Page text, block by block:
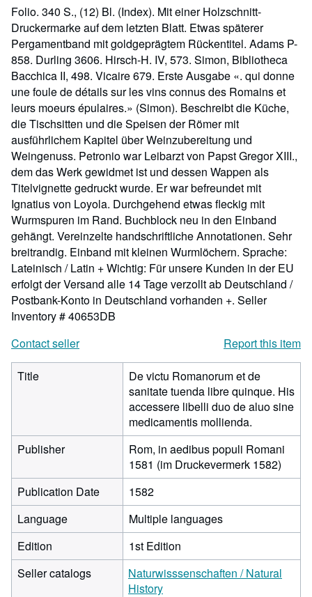
Folio. 340 S., (12) Bl. (Index). Mit einer Holzschnitt-
Druckermarke auf dem letzten Blatt. Etwas späterer
Pergamentband mit goldgeprägtem Rückentitel. Adams P-
858. Durling 3606. Hirsch-H. IV, 573. Simon, Bibliotheca
Bacchica II, 498. Vicaire 679. Erste Ausgabe «. qui donne
une foule de détails sur les vins connus des Romains et
leurs moeurs épulaires.» (Simon). Beschreibt die Küche,
die Tischsitten und die Speisen der Römer mit
ausführlichem Kapitel über Weinzubereitung und
Weingenuss. Petronio war Leibarzt von Papst Gregor XIII.,
dem das Werk gewidmet ist und dessen Wappen als
Titelvignette gedruckt wurde. Er war befreundet mit
Ignatius von Loyola. Durchgehend etwas fleckig mit
Wurmspuren im Rand. Buchblock neu in den Einband
gehängt. Vereinzelte handschriftliche Annotationen. Sehr
breitrandig. Einband mit kleinen Wurmlöchern. Sprache:
Lateinisch / Latin + Wichtig: Für unsere Kunden in der EU
erfolgt der Versand alle 14 Tage verzollt ab Deutschland /
Postbank-Konto in Deutschland vorhanden +. Seller
Inventory # 40653DB
Contact seller
Report this item
Title
De victu Romanorum et de
sanitate tuenda libre quinque. His
accessere libelli duo de aluo sine
medicamentis mollienda.
Publisher
Rom, in aedibus populi Romani
1581 (im Druckevermerk 1582)
Publication Date
1582
Language
Multiple languages
Edition
1st Edition
Seller catalogs
Naturwisssenschaften / Natural
History